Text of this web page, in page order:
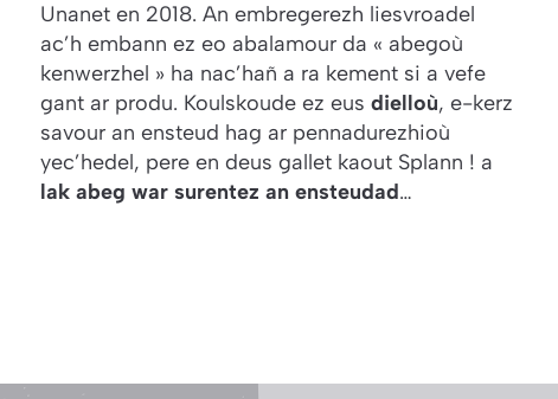
Unanet en 2018. An embregerezh liesvroadel
ac’h embann ez eo abalamour da « abegoù
kenwerzhel » ha nac’hañ a ra kement si a vefe
gant ar produ. Koulskoude ez eus dielloù, e-kerz
savour an ensteud hag ar pennadurezhioù
yec’hedel, pere en deus gallet kaout Splann ! a
lak abeg war surentez an ensteudad…